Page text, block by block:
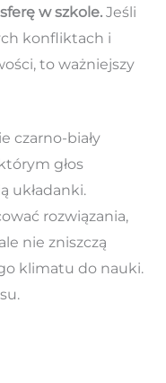
w szkole.Jeśli
konfliktach i
to ważniejszy
czarno-biały
głos
układanki.
rozwiązania,
nie zniszczą
klimatu do nauki.